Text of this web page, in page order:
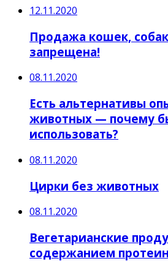
12.11.2020
Продажа кошек,
запрещена!
08.11.2020
Есть альтернативы
животных — почему
использовать?
08.11.2020
Цирки без животных
08.11.2020
Вегетарианские
содержанием